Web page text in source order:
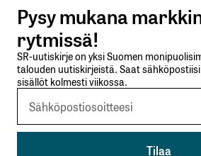
Lähetä kommentti
Pysy mukana
rytmissä!
SR-uutiskirje on yksi Suomen
talouden uutiskirjeistä. Saat
sisällöt kolmesti viikossa.